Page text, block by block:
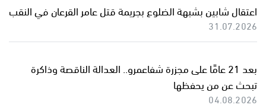
اعتقال شابين بشبهة الضلوع بجريمة قتل عامر القرعان في النقب
31.07.2026
بعد 21 عامًا على مجزرة شفاعمرو.. العدالة الناقصة وذاكرة
تبحث عن من يحفظها
04.08.2026